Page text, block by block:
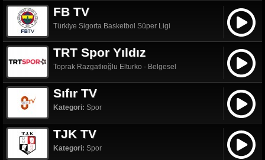
FB TV
Türkiye Sigorta Basketbol Süper Ligi
TRT Spor Yıldız
Toprak Razgatlıoğlu Elturko - Belgesel
Sıfır TV
Kategori: Spor
TJK TV
Kategori: Spor